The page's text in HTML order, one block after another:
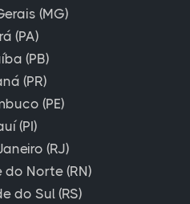
(MG)
(PA)
(PB)
(PR)
(PE)
(PI)
(RJ)
do Norte (RN)
do Sul (RS)